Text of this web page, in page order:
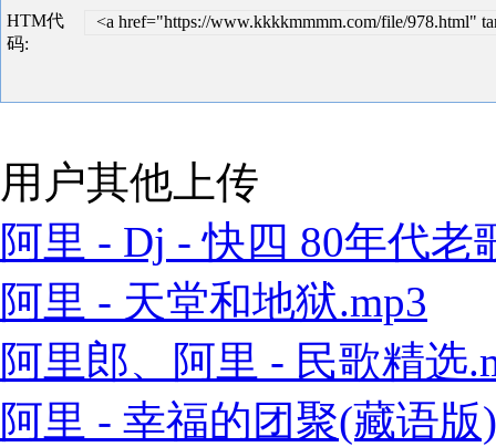
HTM代
码:
<a href="https://www.kkkkmmmm.com/file/978.html"
用户其他上传
阿里 - Dj - 快四 80年代老
阿里 - 天堂和地狱.mp3
阿里郎、阿里 - 民歌精选
阿里 - 幸福的团聚(藏语版